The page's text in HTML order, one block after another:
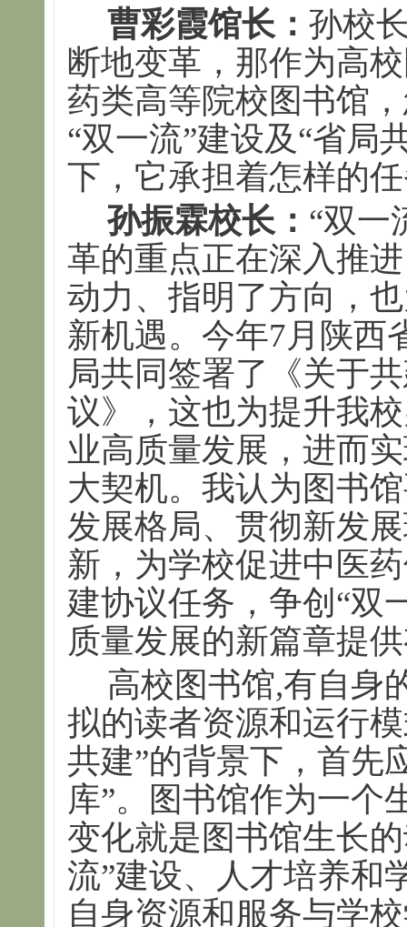
曹彩霞馆长： 孙校
断地变革，那作为高
药类高等院校图书馆
“双一流”建设及“省局
下，它承担着怎样的
孙振霖校长： “双一
革的重点正在深入推
动力、指明了方向，
新机遇。今年7月陕西
局共同签署了《关于
议》，这也为提升我
业高质量发展，进而
大契机。我认为图书
发展格局、贯彻新发
新，为学校促进中医
建协议任务，争创“双
质量发展的新篇章提
高校图书馆,有自身
拟的读者资源和运行
共建”的背景下，首先
库”。图书馆作为一个
变化就是图书馆生长
流”建设、人才培养和
自身资源和服务与学